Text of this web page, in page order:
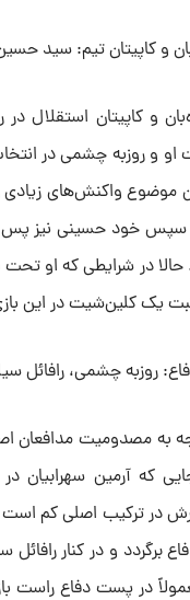
و کاپیتان تیم: سید
و کاپیتان
او و روزبه چشمی در
موضوع واکنش‌های زیادی
سپس خود حسینی نیز پس
حالا در شرایطی که او
یک کلین‌شیت در این
روزبه چشمی، رافائل
به مصدومیت مدافعان
که آرمین سهرابیان
در ترکیب اصلی کم است و
برگردد و در کنار
در پست دفاع راست